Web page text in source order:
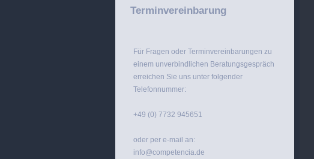
Terminvereinbarung
Für Fragen oder Terminvereinbarungen zu
einem unverbindlichen Beratungsgespräch
erreichen Sie uns unter folgender
Telefonnummer:
+49 (0) 7732 945651
oder per e-mail an:
info@competencia.de